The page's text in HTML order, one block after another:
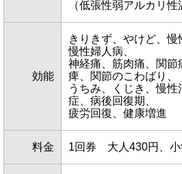
（低張性弱アルカリ性
効能
きりきず、やけど、
慢性婦人病、
神経痛、筋肉痛、関節
痺、関節のこわばり、
うちみ、くじき、慢性
症、病後回復期、
疲労回復、健康増進
料金 1回券 大人430円、小